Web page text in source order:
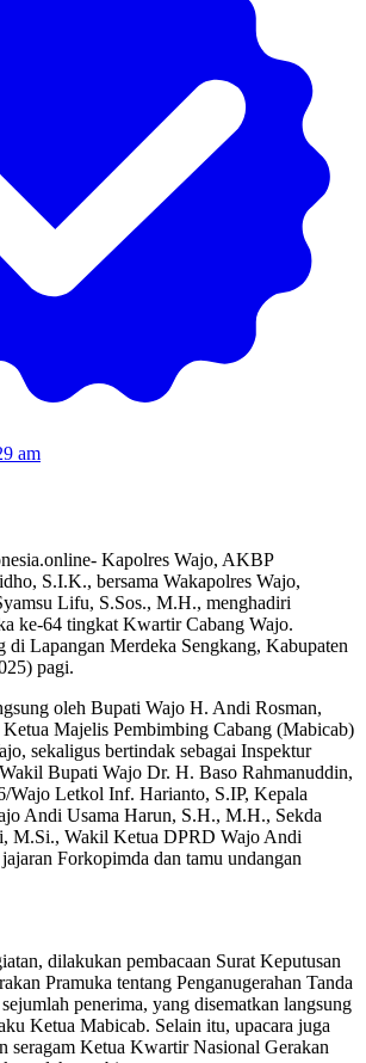
am
Kapolres Wajo, AKBP
S.I.K., bersama Wakapolres Wajo,
Lifu, S.Sos., M.H., menghadiri
ke-64 tingkat Kwartir Cabang Wajo.
di Lapangan Merdeka Sengkang, Kabupaten
pagi.
oleh Bupati Wajo H. Andi Rosman,
Majelis Pembimbing Cabang (Mabicab)
sekaligus bertindak sebagai Inspektur
Bupati Wajo Dr. H. Baso Rahmanuddin,
Wajo Letkol Inf. Harianto, S.IP, Kepala
Andi Usama Harun, S.H., M.H., Sekda
M.Si., Wakil Ketua DPRD Wajo Andi
Forkopimda dan tamu undangan
dilakukan pembacaan Surat Keputusan
Pramuka tentang Penganugerahan Tanda
penerima, yang disematkan langsung
Ketua Mabicab. Selain itu, upacara juga
seragam Ketua Kwartir Nasional Gerakan